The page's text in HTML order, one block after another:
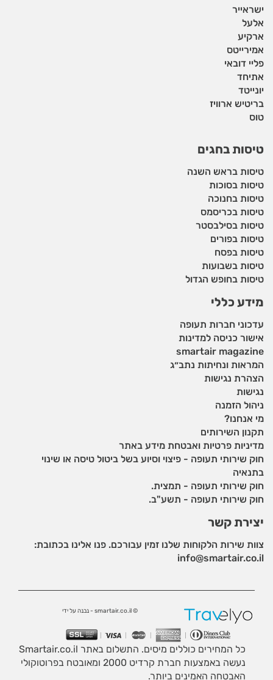
ישראייר
אלעל
ארקיע
אמירייטס
פליי דובאי
אתיחד
יונייטד
בריטיש ארוויז
טוס
טיסות בחגים
טיסות בראש השנה
טיסות בסוכות
טיסות בחנוכה
טיסות בכריסמס
טיסות בסילבסטר
טיסות בפורים
טיסות בפסח
טיסות בשבועות
טיסות בחופש הגדול
מידע כללי
עדכוני חברות תעופה
אישור כניסה למדינות
smartair magazine
המראות ונחיתות נתב״ג
הצהרת נגישות
נגישות
ניהול הזמנה
מי אנחנו?
תקנון השירותים
מדיניות פרטיות ואבטחת מידע באתר
חוק שירותי תעופה - פיצוי וסיוע בשל ביטול טיסה או שינוי
בתנאיה
חוק שירותי תעופה - תמצית.
חוק שירותי תעופה - תשע"ב.
יצירת קשר
צוות שירות הלקוחות שלנו זמין עבורכם. פנו אלינו בכתובת:
info@smartair.co.il
© smartair.co.il - נבנה על ידי
כל המחירים כוללים מיסים. התשלום באתר Smartair.co.il
נעשה באמצעות חברת קרדיט 2000 ומאובטח בפרוטוקולי
האבטחה האמינים ביותר.